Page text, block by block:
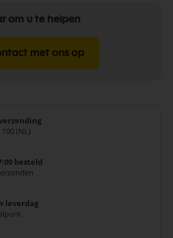
om u te helpen
met ons op
(NL)
besteld
leverdag